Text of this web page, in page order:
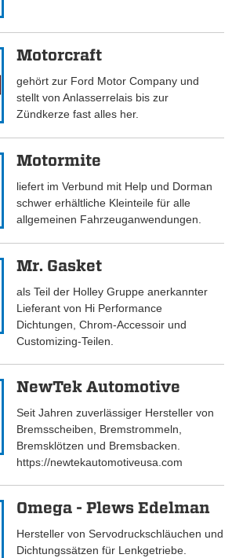
Motorcraft
gehört zur Ford Motor Company und
stellt von Anlasserrelais bis zur
Zündkerze fast alles her.
Motormite
liefert im Verbund mit Help und Dorman
schwer erhältliche Kleinteile für alle
allgemeinen Fahrzeuganwendungen.
Mr. Gasket
als Teil der Holley Gruppe anerkannter
Lieferant von Hi Performance
Dichtungen, Chrom-Accessoir und
Customizing-Teilen.
NewTek Automotive
Seit Jahren zuverlässiger Hersteller von
Bremsscheiben, Bremstrommeln,
Bremsklötzen und Bremsbacken.
https://newtekautomotiveusa.com
Omega - Plews Edelman
Hersteller von Servodruckschläuchen und
Dichtungssätzen für Lenkgetriebe.